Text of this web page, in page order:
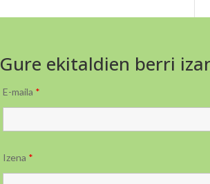
Gure ekitaldien berri
E-maila *
Izena *